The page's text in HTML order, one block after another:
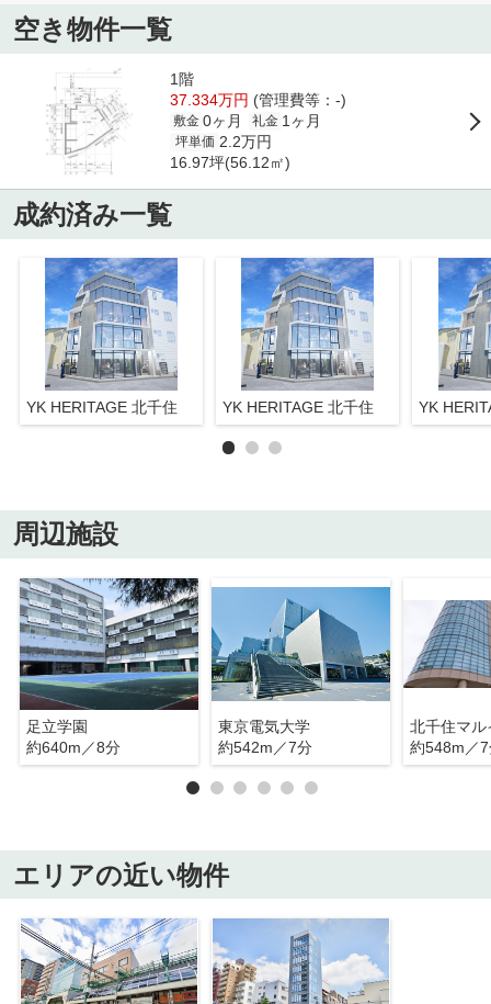
空き物件一覧
1階
37.334万円 (管理費等：-)
敷金 0ヶ月 礼金 1ヶ月
坪単価 2.2万円
16.97坪(56.12㎡)
成約済み一覧
YK HERITAGE 北千住 YK HERITAGE 北千住 YK
周辺施設
足立学園
約640m／8分
東京電気大学
約542m／7分
北千住マル
約548m／
エリアの近い物件